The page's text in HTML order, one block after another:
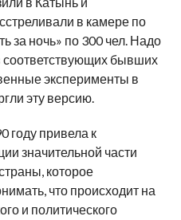
в камере по
за ночь» по 300 чел. Надо
соответствующих бывших
эксперименты в
эту версию.
году привела к
значительной части
которое
что происходит на
и политического